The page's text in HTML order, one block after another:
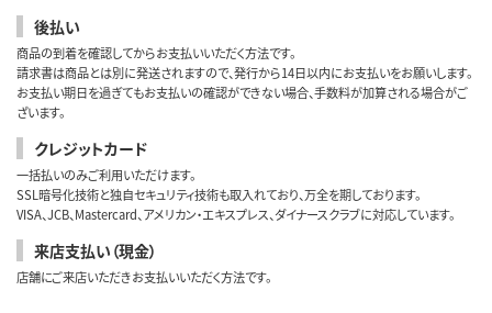
後払い
商品の到着を確認してからお支払いいただく方法です。
請求書は商品とは別に発送されますので、発行から14日以内にお支払いをお願いします。
お支払い期日を過ぎてもお支払いの確認ができない場合、手数料が加算される場合がご
ざいます。
クレジットカード
一括払いのみご利用いただけます。
SSL暗号化技術と独自セキュリティ技術も取入れており、万全を期しております。
VISA、JCB、Mastercard、アメリカン・エキスプレス、ダイナースクラブに対応しています。
来店支払い（現金）
店舗にご来店いただきお支払いいただく方法です。